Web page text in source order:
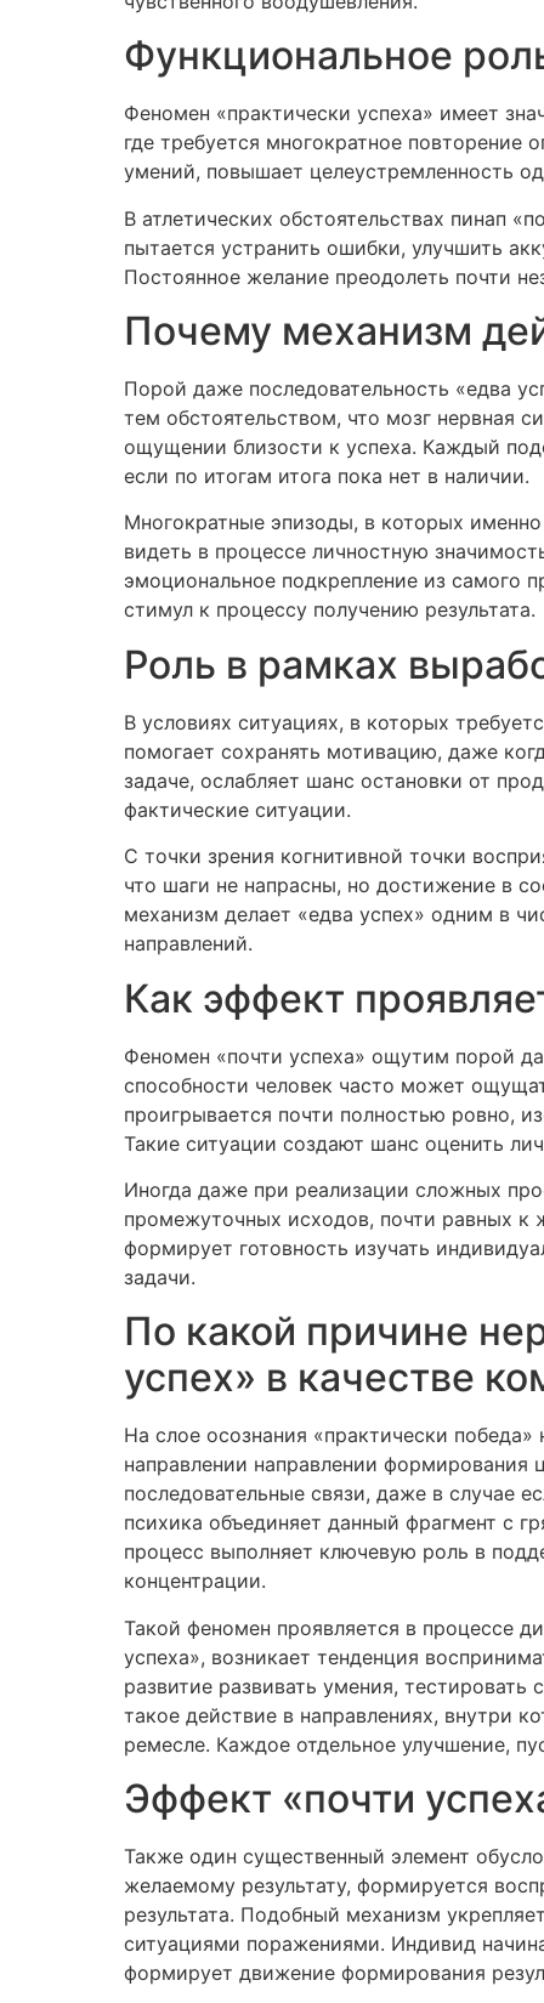
Функциональное
Феномен «практически успеха» имеет
где требуется многократное
умений, повышает целеустремленность
В атлетических обстоятельствах пинап
пытается устранить ошибки, улучшить
Постоянное желание преодолеть почти
Почему механизм
Порой даже последовательность «едва
тем обстоятельством, что мозг нервная
ощущении близости к успеха. Каждый
если по итогам итога пока нет в наличии.
Многократные эпизоды, в которых
видеть в процессе личностную
эмоциональное подкрепление из самого
стимул к процессу получению результата.
Роль в рамках
В условиях ситуациях, в которых
помогает сохранять мотивацию, даже
задаче, ослабляет шанс остановки от
фактические ситуации.
С точки зрения когнитивной точки
что шаги не напрасны, но достижение в
механизм делает «едва успех» одним в
направлений.
Как эффект
Феномен «почти успеха» ощутим порой
способности человек часто может
проигрывается почти полностью ровно,
Такие ситуации создают шанс оценить
Иногда даже при реализации сложных
промежуточных исходов, почти равных к
формирует готовность изучать
задачи.
По какой причине
успех» в качестве
На слое осознания «практически
направлении направлении формирования
последовательные связи, даже в случае
психика объединяет данный фрагмент с
процесс выполняет ключевую роль в
концентрации.
Такой феномен проявляется в процессе
успеха», возникает тенденция
развитие развивать умения,
такое действие в направлениях, внутри
ремесле. Каждое отдельное улучшение,
Эффект «почти
Также один существенный элемент
желаемому результату, формируется
результата. Подобный механизм
ситуациями поражениями. Индивид
формирует движение формирования